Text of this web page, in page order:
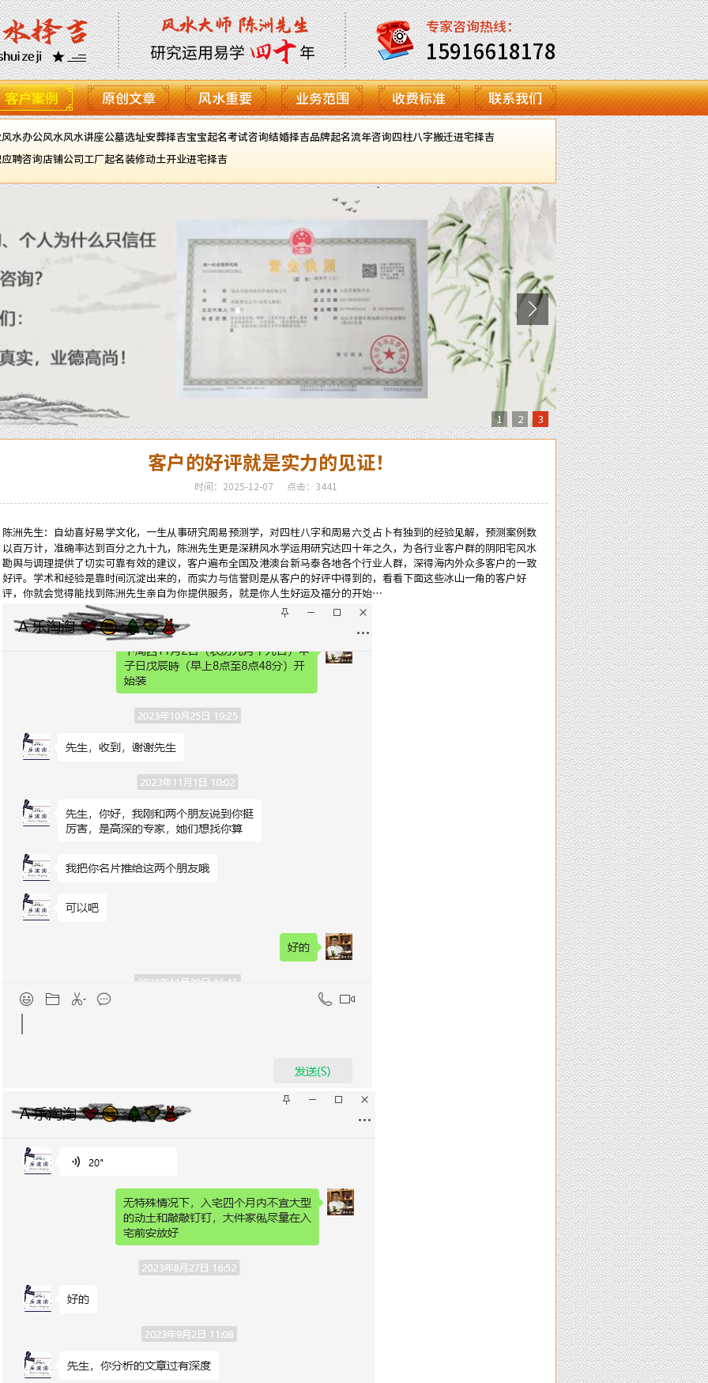
专家咨询热线：
15916618178
客户案例 原创文章 风水重要 业务范围 收费标准 联系我们
水办公风水风水讲座公墓选址安葬择吉宝宝起名考试咨询结婚择吉品牌起名流年咨询四柱八字搬迁进宅择吉
聘咨询店铺公司工厂起名装修动土开业进宅择吉
1 2 3
客户的好评就是实力的见证！
时间：2025-12-07 点击：3441
陈洲先生：自幼喜好易学文化，一生从事研究周易预测学，对四柱八字和周易六爻 占卜有独到的经验见解，预测案例数
以百万计，准确率达到百分之九十九，陈洲先生更是深耕风水学运用研究达四十年之久，为各行业客户群的阴阳宅风水
勘舆与调理提供了切实可靠有效的建议，客户遍布全国及港澳台新马泰各地各个行业人群，深得海内外众多客户的一致
好评。学术和经验是靠时间沉淀出来的，而实力与信誉则是从客户的好评中得到的，看看下面这些冰山一角的客户好
评，你就会觉得能找到陈洲先生亲自为你提供服务，就是你人生好运及福分的开始…